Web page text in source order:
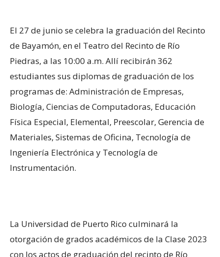
El 27 de junio se celebra la graduación del Recinto
de Bayamón, en el Teatro del Recinto de Río
Piedras, a las 10:00 a.m. Allí recibirán 362
estudiantes sus diplomas de graduación de los
programas de: Administración de Empresas,
Biología, Ciencias de Computadoras, Educación
Física Especial, Elemental, Preescolar, Gerencia de
Materiales, Sistemas de Oficina, Tecnología de
Ingeniería Electrónica y Tecnología de
Instrumentación.
La Universidad de Puerto Rico culminará la
otorgación de grados académicos de la Clase 2023
con los actos de graduación del recinto de Río